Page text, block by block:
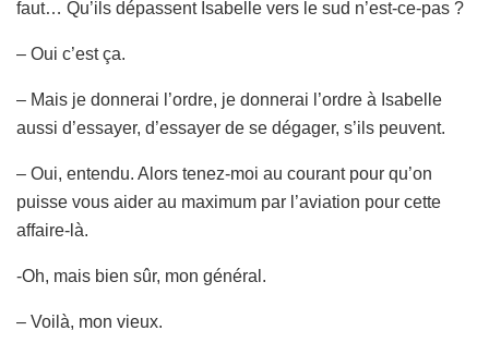
faut… Qu’ils dépassent Isabelle vers le sud n’est-ce-pas ?
– Oui c’est ça.
– Mais je donnerai l’ordre, je donnerai l’ordre à Isabelle
aussi d’essayer, d’essayer de se dégager, s’ils peuvent.
– Oui, entendu. Alors tenez-moi au courant pour qu’on
puisse vous aider au maximum par l’aviation pour cette
affaire-là.
-Oh, mais bien sûr, mon général.
– Voilà, mon vieux.